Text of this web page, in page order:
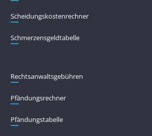
Scheidungskostenrechner
Schmerzensgeldtabelle
Rechtsanwaltsgebühren
Pfändungs­rechner
Pfändungs­tabelle